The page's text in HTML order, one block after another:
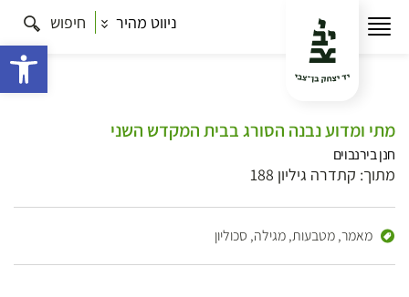
ניווט מהיר חיפוש
מתי ומדוע נבנה הסורג בבית המקדש השני
חנן בירנבוים
מתוך: קתדרה גיליון 188
מאמר,מטבעות, מגילה, סכוליון